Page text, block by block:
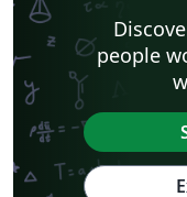
people